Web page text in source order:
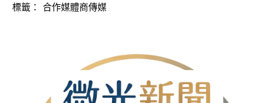
標籤： 合作媒體商傳媒